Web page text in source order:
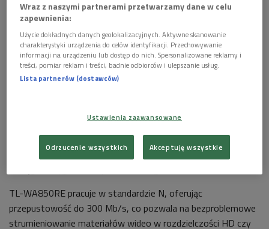
Wzmacniacz TP-LINK
łatwością obsługi i niewielkimi rozmiarami. Stanowi doskonałe
rozwiązanie dla użytkowników sieci Wi-Fi, którzy mają
problemy z „martwymi polami” lub obszarami z ograniczonym
TL-WA850RE pracuje w standardzie N, oferując
przepustowość do 300 Mb/s, co pozwala na bezproblemowe
strumieniowanie materiałów wideo w rozdzielczości HD czy
Wraz z naszymi partnerami przetwarzamy dane w celu
zapewnienia:
Użycie dokładnych danych geolokalizacyjnych. Aktywne skanowanie
charakterystyki urządzenia do celów identyfikacji. Przechowywanie
informacji na urządzeniu lub dostęp do nich. Spersonalizowane reklamy i
treści, pomiar reklam i treści, badnie odbiorców i ulepszanie usług.
Lista partnerów (dostawców)
Ustawienia zaawansowane
Odrzucenie wszystkich Akceptuję wszystkie